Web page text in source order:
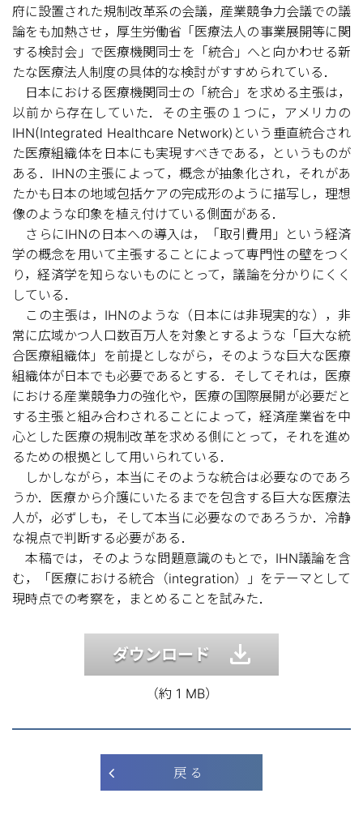
府に設置された規制改革系の会議，産業競争力会議での議
論をも加熱させ，厚生労働省「医療法人の事業展開等に関
する検討会」で医療機関同士を「統合」へと向かわせる新
たな医療法人制度の具体的な検討がすすめられている．
日本における医療機関同士の「統合」を求める主張は，
以前から存在していた．その主張の１つに，アメリカの
IHN(Integrated Healthcare Network)という垂直統合され
た医療組織体を日本にも実現すべきである，というものが
ある．IHNの主張によって，概念が抽象化され，それがあ
たかも日本の地域包括ケアの完成形のように描写し，理想
像のような印象を植え付けている側面がある．
さらにIHNの日本への導入は，「取引費用」という経済
学の概念を用いて主張することによって専門性の壁をつく
り，経済学を知らないものにとって，議論を分かりにくく
している．
この主張は，IHNのような（日本には非現実的な），非
常に広域かつ人口数百万人を対象とするような「巨大な統
合医療組織体」を前提としながら，そのような巨大な医療
組織体が日本でも必要であるとする．そしてそれは，医療
における産業競争力の強化や，医療の国際展開が必要だと
する主張と組み合わされることによって，経済産業省を中
心とした医療の規制改革を求める側にとって，それを進め
るための根拠として用いられている．
しかしながら，本当にそのような統合は必要なのであろ
うか．医療から介護にいたるまでを包含する巨大な医療法
人が，必ずしも，そして本当に必要なのであろうか．冷静
な視点で判断する必要がある．
本稿では，そのような問題意識のもとで，IHN議論を含
む，「医療における統合（integration）」をテーマとして
現時点での考察を，まとめることを試みた．
ダウンロード
（約 1 MB）
戻 る